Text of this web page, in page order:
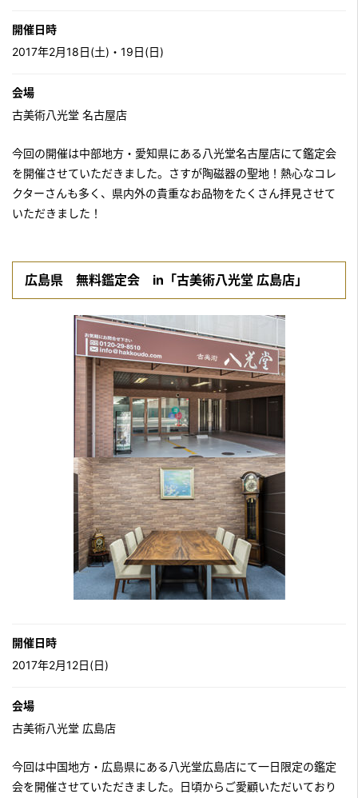
開催日時
2017年2月18日(土)・19日(日)
会場
古美術八光堂 名古屋店
今回の開催は中部地方・愛知県にある八光堂名古屋店にて鑑定会
を開催させていただきました。さすが陶磁器の聖地！熱心なコレ
クターさんも多く、県内外の貴重なお品物をたくさん拝見させて
いただきました！
広島県 無料鑑定会 in「古美術八光堂 広島店」
開催日時
2017年2月12日(日)
会場
古美術八光堂 広島店
今回は中国地方・広島県にある八光堂広島店にて一日限定の鑑定
会を開催させていただきました。日頃からご愛顧いただいており